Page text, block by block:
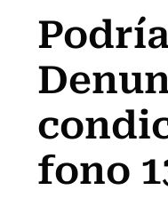
fono